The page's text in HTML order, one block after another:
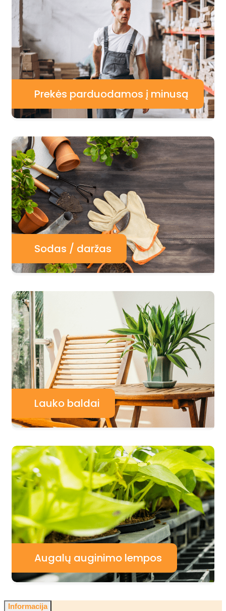
Prekės parduodamos į minusą
Sodas / daržas
Lauko baldai
Augalų auginimo lempos
Informacija